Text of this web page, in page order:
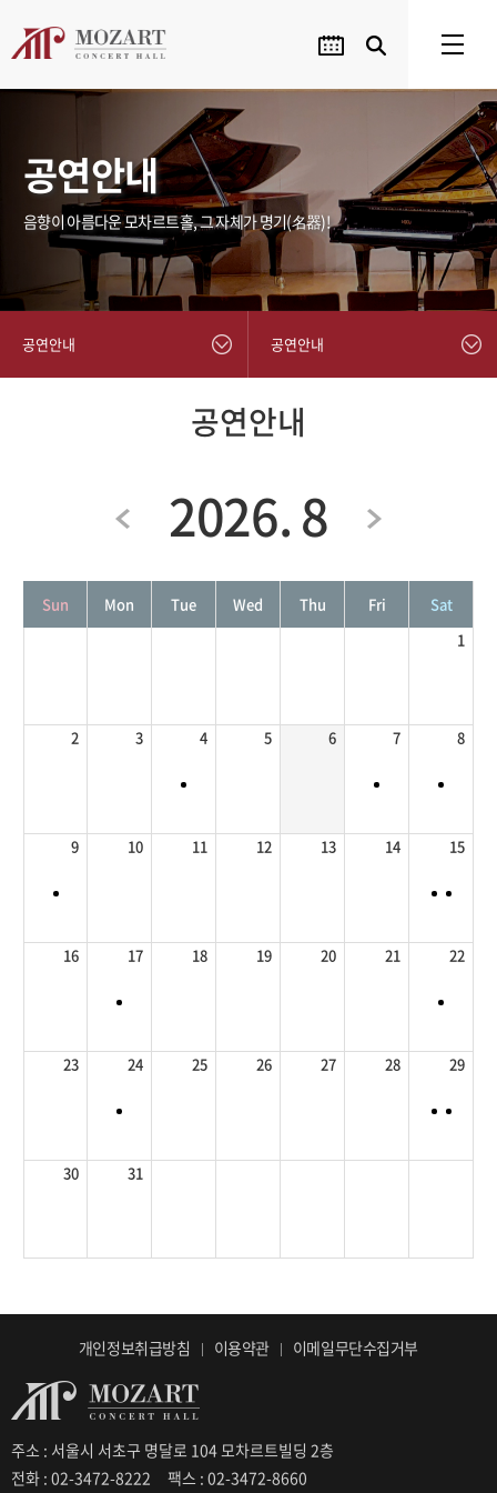
공연안내
음향이 아름다운 모차르트홀, 그 자체가 명기(名器)!
공연안내 공연안내
공연안내
2026. 8
Sun Mon Tue Wed Thu Fri
Sat
1
2 3 4 5 6 7 8
9 10 11 12 13 14 15
16 17 18 19 20 21 22
23 24 25 26 27 28 29
30 31
개인정보취급방침 이용약관 이메일무단수집거부
주소 : 서울시 서초구 명달로 104 모차르트빌딩 2층
전화 : 02-3472-8222
팩스 : 02-3472-8660